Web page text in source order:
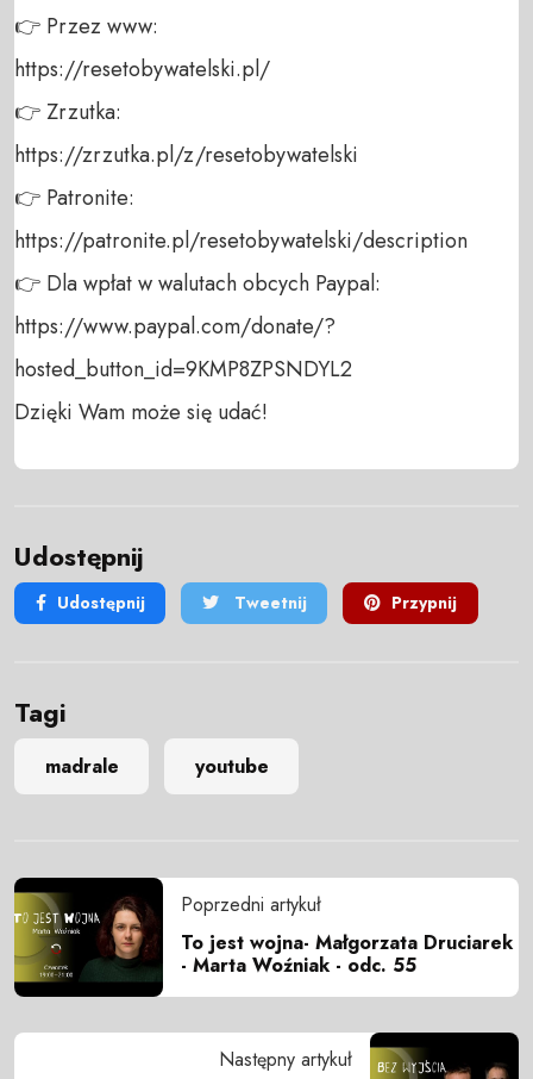
👉 Przez www:
https://resetobywatelski.pl/
👉 Zrzutka:
https://zrzutka.pl/z/resetobywatelski
👉 Patronite:
https://patronite.pl/resetobywatelski/description
👉 Dla wpłat w walutach obcych Paypal:
https://www.paypal.com/donate/?
hosted_button_id=9KMP8ZPSNDYL2
Dzięki Wam może się udać!
Udostępnij
Udostępnij Tweetnij Przypnij
Tagi
madrale youtube
Poprzedni artykuł
To jest wojna- Małgorzata Druciarek
- Marta Woźniak - odc. 55
Następny artykuł